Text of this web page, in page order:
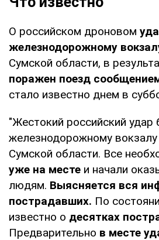
О российском дроновом
железнодорожному
Сумской области, в
поражен поезд
стало известно днем в
"Жестокий российский удар
железнодорожному
Сумской области. Все
уже на месте и начали
людям. Выясняется вся
пострадавших. По
известно о десятках
Предварительно в месте